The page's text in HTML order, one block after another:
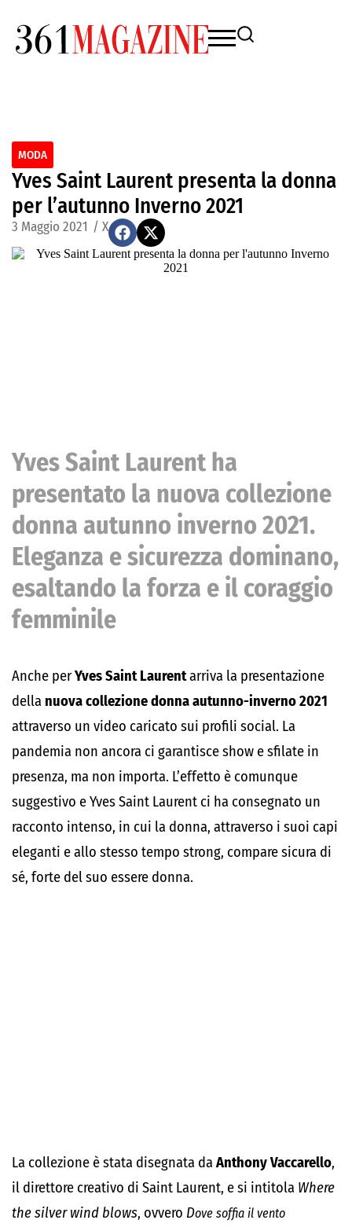
MODA
Yves Saint Laurent presenta la donna
per l’autunno Inverno 2021
3 Maggio 2021 / X
Yves Saint Laurent ha
presentato la nuova collezione
donna autunno inverno 2021.
Eleganza e sicurezza dominano,
esaltando la forza e il coraggio
femminile
Anche perYves Saint Laurentarriva la presentazione
della nuova collezione donna autunno-inverno 2021
attraverso un video caricato sui profili social. La
pandemia non ancora ci garantisce show e sfilate in
presenza, ma non importa. L’effetto è comunque
suggestivo e Yves Saint Laurent ci ha consegnato un
racconto intenso, in cui la donna, attraverso i suoi capi
eleganti e allo stesso tempo strong, compare sicura di
sé, forte del suo essere donna.
La collezione è stata disegnata da Anthony Vaccarello,
il direttore creativo di Saint Laurent, e si intitola Where
the silver wind blows, ovvero Dove soffia il vento